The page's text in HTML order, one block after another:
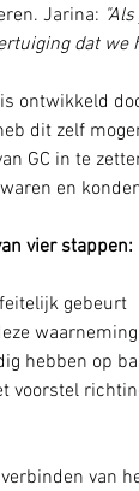
Jarina:
dat
ontwikkeld
dit zelf
GC in te
en
vier stappen:
gebeurt
hebben op
voorstel
van